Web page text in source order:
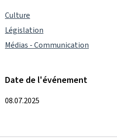
Culture
Législation
Médias - Communication
Date de l'événement
08.07.2025